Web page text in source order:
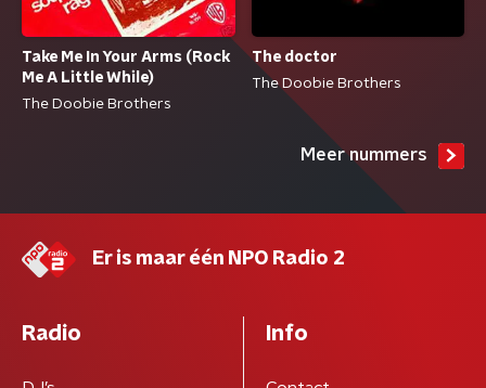
Take Me In Your Arms (Rock
Me A Little While)
The Doobie Brothers
The doctor
The Doobie Brothers
Meer nummers
Er is maar één NPO Radio 2
Radio Info